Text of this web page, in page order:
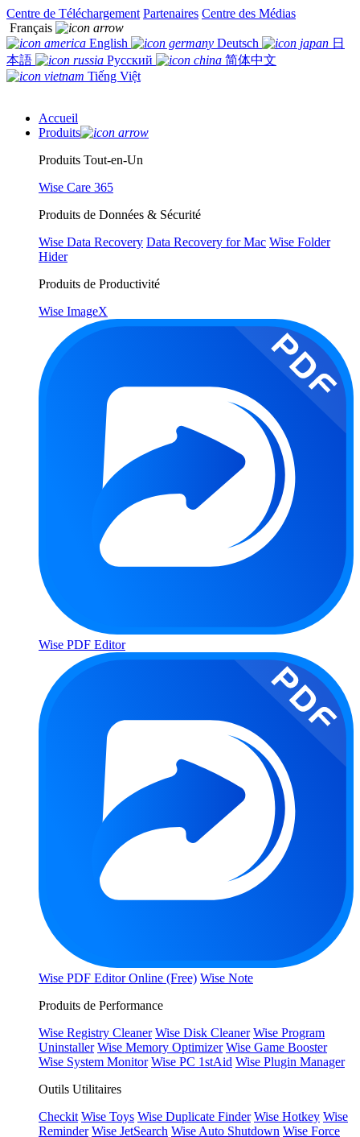
Centre de Téléchargement Partenaires Centre des Médias
Français
English
Deutsch
日
本語
Русский
简体中文
Tiếng Việt
Accueil
Produits
Produits Tout-en-Un
Wise Care 365
Produits de Données & Sécurité
Wise Data Recovery Data Recovery for Mac Wise Folder
Hider
Produits de Productivité
Wise ImageX
Wise PDF Editor
Wise PDF Editor Online (Free) Wise Note
Produits de Performance
Wise Registry Cleaner Wise Disk Cleaner Wise Program
Uninstaller Wise Memory Optimizer Wise Game Booster
Wise System Monitor Wise PC 1stAid Wise Plugin Manager
Outils Utilitaires
Checkit Wise Toys Wise Duplicate Finder Wise Hotkey Wise
Reminder Wise JetSearch Wise Auto Shutdown Wise Force